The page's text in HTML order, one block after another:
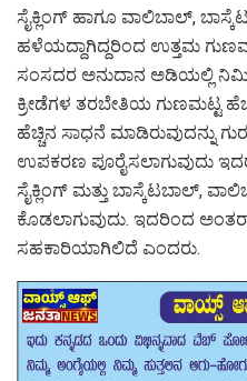
ಸೈಕ್ಲಿಂಗ್ ಹಾಗೂ ವಾಲಿಬಾಲ್,
ಹಳೆಯದ್ದಾಗಿದ್ದರಿಂದ ಉತ್ತಮ
ಸಂಸದರ ಅನುದಾನ ಅಡಿಯಲ್ಲಿ
ಕ್ರೀಡೆಗಳ ತರಬೇತಿಯ ಗುಣಮಟ್ಟ
ಹೆಚ್ಚಿನ ಸಾಧನೆ ಮಾಡಿರುವುದನ್ನು
ಉಪಕರಣ ಪೂರೈಸಲಾಗುವುದು
ಸೈಕ್ಲಿಂಗ್ ಮತ್ತು ಬಾಸ್ಕೆಟಬಾಲ್,
ಕೊಡಲಾಗುವುದು. ಇದರಿಂದ
ಸಹಕಾರಿಯಾಗಿಲಿದೆ ಎಂದರು.